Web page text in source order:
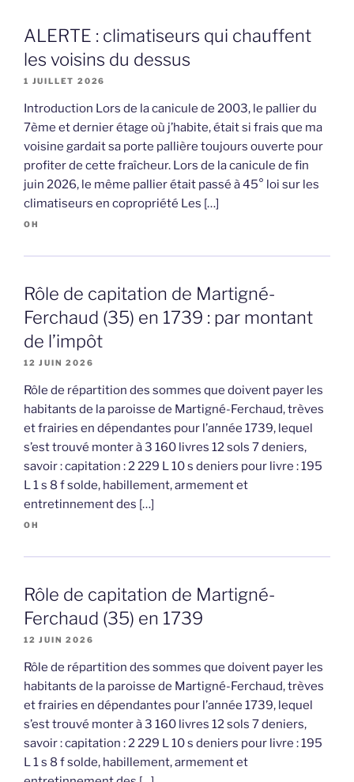
ALERTE : climatiseurs qui chauffent
les voisins du dessus
1 JUILLET 2026
Introduction Lors de la canicule de 2003, le pallier du
7ème et dernier étage où j’habite, était si frais que ma
voisine gardait sa porte pallière toujours ouverte pour
profiter de cette fraîcheur. Lors de la canicule de fin
juin 2026, le même pallier était passé à 45° loi sur les
climatiseurs en copropriété Les […]
OH
Rôle de capitation de Martigné-
Ferchaud (35) en 1739 : par montant
de l’impôt
12 JUIN 2026
Rôle de répartition des sommes que doivent payer les
habitants de la paroisse de Martigné-Ferchaud, trèves
et frairies en dépendantes pour l’année 1739, lequel
s’est trouvé monter à 3 160 livres 12 sols 7 deniers,
savoir : capitation : 2 229 L 10 s deniers pour livre : 195
L 1 s 8 f solde, habillement, armement et
entretinnement des […]
OH
Rôle de capitation de Martigné-
Ferchaud (35) en 1739
12 JUIN 2026
Rôle de répartition des sommes que doivent payer les
habitants de la paroisse de Martigné-Ferchaud, trèves
et frairies en dépendantes pour l’année 1739, lequel
s’est trouvé monter à 3 160 livres 12 sols 7 deniers,
savoir : capitation : 2 229 L 10 s deniers pour livre : 195
L 1 s 8 f solde, habillement, armement et